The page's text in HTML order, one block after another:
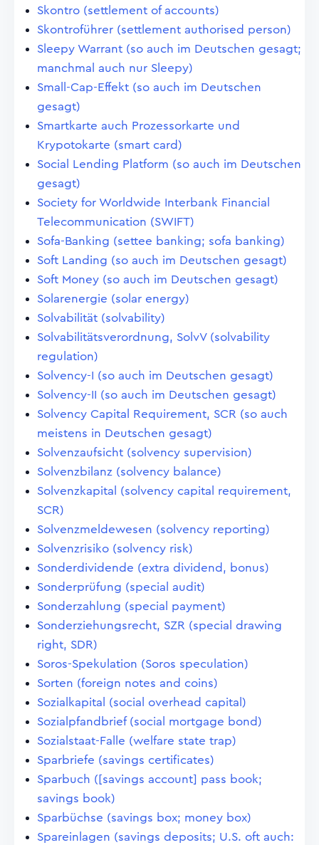
Skontro (settlement of accounts)
Skontroführer (settlement authorised person)
Sleepy Warrant (so auch im Deutschen gesagt;
manchmal auch nur Sleepy)
Small-Cap-Effekt (so auch im Deutschen
gesagt)
Smartkarte auch Prozessorkarte und
Krypotokarte (smart card)
Social Lending Platform (so auch im Deutschen
gesagt)
Society for Worldwide Interbank Financial
Telecommunication (SWIFT)
Sofa-Banking (settee banking; sofa banking)
Soft Landing (so auch im Deutschen gesagt)
Soft Money (so auch im Deutschen gesagt)
Solarenergie (solar energy)
Solvabilität (solvability)
Solvabilitätsverordnung, SolvV (solvability
regulation)
Solvency-I (so auch im Deutschen gesagt)
Solvency-II (so auch im Deutschen gesagt)
Solvency Capital Requirement, SCR (so auch
meistens in Deutschen gesagt)
Solvenzaufsicht (solvency supervision)
Solvenzbilanz (solvency balance)
Solvenzkapital (solvency capital requirement,
SCR)
Solvenzmeldewesen (solvency reporting)
Solvenzrisiko (solvency risk)
Sonderdividende (extra dividend, bonus)
Sonderprüfung (special audit)
Sonderzahlung (special payment)
Sonderziehungsrecht, SZR (special drawing
right, SDR)
Soros-Spekulation (Soros speculation)
Sorten (foreign notes and coins)
Sozialkapital (social overhead capital)
Sozialpfandbrief (social mortgage bond)
Sozialstaat-Falle (welfare state trap)
Sparbriefe (savings certificates)
Sparbuch ([savings account] pass book;
savings book)
Sparbüchse (savings box; money box)
Spareinlagen (savings deposits; U.S. oft auch: